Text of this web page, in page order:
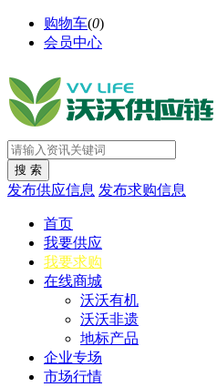
购物车(0)
会员中心
发布供应信息 发布求购信息
首页
我要供应
我要求购
在线商城
沃沃有机
沃沃非遗
地标产品
企业专场
市场行情